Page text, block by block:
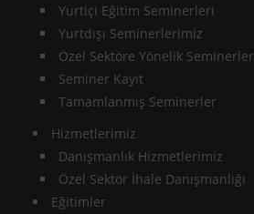
Yurtiçi Eğitim Seminerleri
Yurtdışı Seminerlerimiz
Özel Sektöre Yönelik Seminerler
Seminer Kayıt
Tamamlanmış Seminerler
Hizmetlerimiz
Danışmanlık Hizmetlerimiz
Özel Sektör İhale Danışmanlığı
Eğitimler